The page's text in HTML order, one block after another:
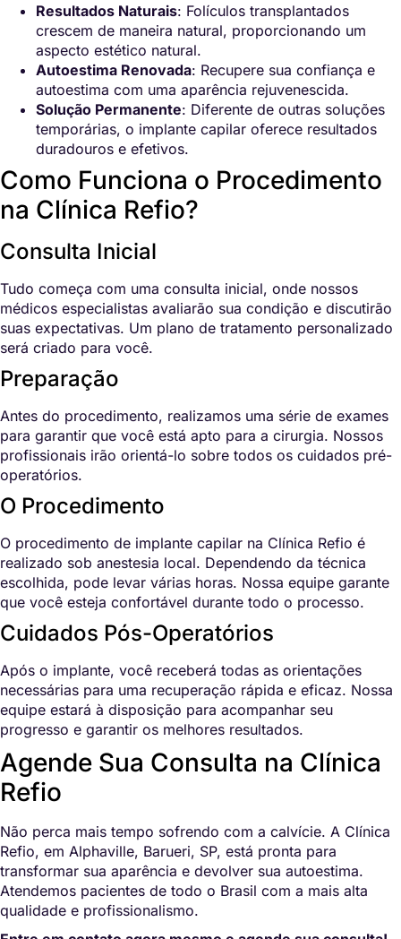
Resultados Naturais: Folículos transplantados
crescem de maneira natural, proporcionando um
aspecto estético natural.
Autoestima Renovada: Recupere sua confiança e
autoestima com uma aparência rejuvenescida.
Solução Permanente: Diferente de outras soluções
temporárias, o implante capilar oferece resultados
duradouros e efetivos.
Como Funciona o Procedimento
na Clínica Refio?
Consulta Inicial
Tudo começa com uma consulta inicial, onde nossos
médicos especialistas avaliarão sua condição e discutirão
suas expectativas. Um plano de tratamento personalizado
será criado para você.
Preparação
Antes do procedimento, realizamos uma série de exames
para garantir que você está apto para a cirurgia. Nossos
profissionais irão orientá-lo sobre todos os cuidados pré-
operatórios.
O Procedimento
O procedimento de implante capilar na Clínica Refio é
realizado sob anestesia local. Dependendo da técnica
escolhida, pode levar várias horas. Nossa equipe garante
que você esteja confortável durante todo o processo.
Cuidados Pós-Operatórios
Após o implante, você receberá todas as orientações
necessárias para uma recuperação rápida e eficaz. Nossa
equipe estará à disposição para acompanhar seu
progresso e garantir os melhores resultados.
Agende Sua Consulta na Clínica
Refio
Não perca mais tempo sofrendo com a calvície. A Clínica
Refio, em Alphaville, Barueri, SP, está pronta para
transformar sua aparência e devolver sua autoestima.
Atendemos pacientes de todo o Brasil com a mais alta
qualidade e profissionalismo.